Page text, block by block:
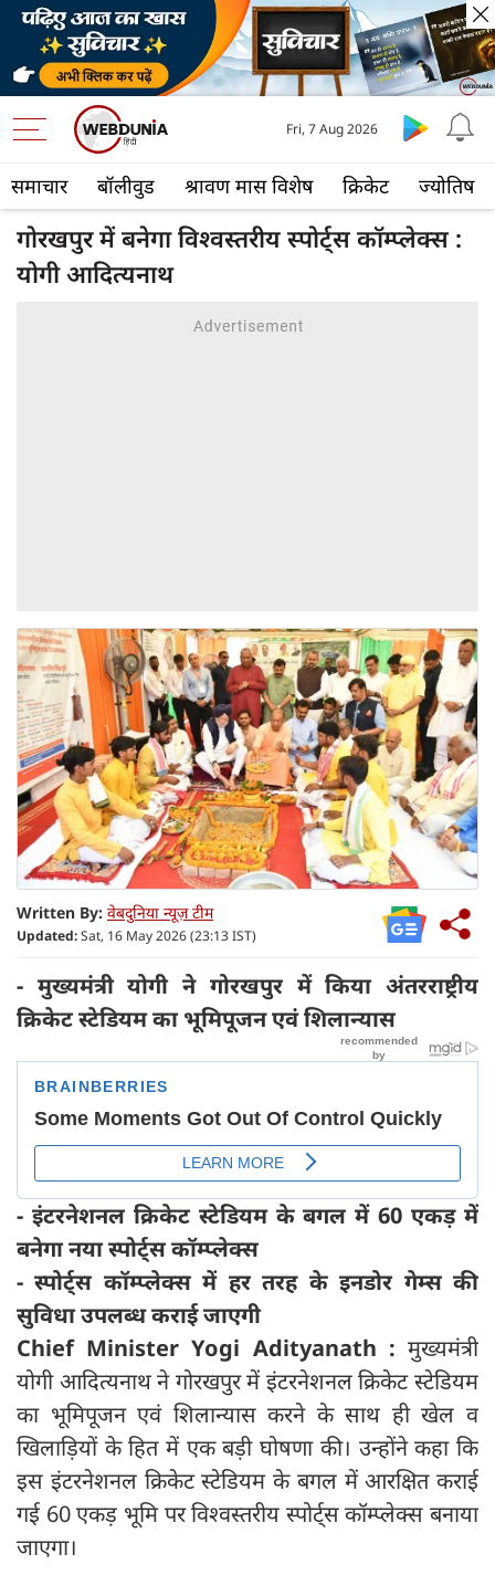
समाचार बॉलीवुड श्रावण मास विशेष क्रिकेट ज्योतिष
Fri, 7 Aug 2026
गोरखपुर में बनेगा विश्वस्तरीय स्पोर्ट्स कॉम्प्लेक्स :
योगी आदित्यनाथ
Written By: वेबदुनिया न्यूज़ टीम
Updated:Sat, 16 May 2026 (23:13 IST)
- मुख्यमंत्री योगी ने गोरखपुर में किया अंतरराष्ट्रीय
क्रिकेट स्टेडियम का भूमिपूजन एवं शिलान्यास
- इंटरनेशनल क्रिकेट स्टेडियम के बगल में 60 एकड़ में
बनेगा नया स्पोर्ट्स कॉम्प्लेक्स
- स्पोर्ट्स कॉम्प्लेक्स में हर तरह के इनडोर गेम्स की
सुविधा उपलब्ध कराई जाएगी
Chief Minister Yogi Adityanath : मुख्यमंत्री
योगी आदित्यनाथ ने गोरखपुर में इंटरनेशनल क्रिकेट स्टेडियम
का भूमिपूजन एवं शिलान्यास करने के साथ ही खेल व
खिलाड़ियों के हित में एक बड़ी घोषणा की। उन्होंने कहा कि
इस इंटरनेशनल क्रिकेट स्टेडियम के बगल में आरक्षित कराई
गई 60 एकड़ भूमि पर विश्वस्तरीय स्पोर्ट्स कॉम्प्लेक्स बनाया
जाएगा।